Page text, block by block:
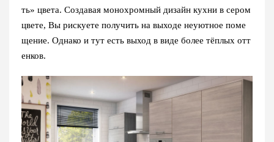
ть» цвета. Создавая монохромный дизайн кухни в сером
цвете, Вы рискуете получить на выходе неуютное поме
щение. Однако и тут есть выход в виде более тёплых отт
енков.